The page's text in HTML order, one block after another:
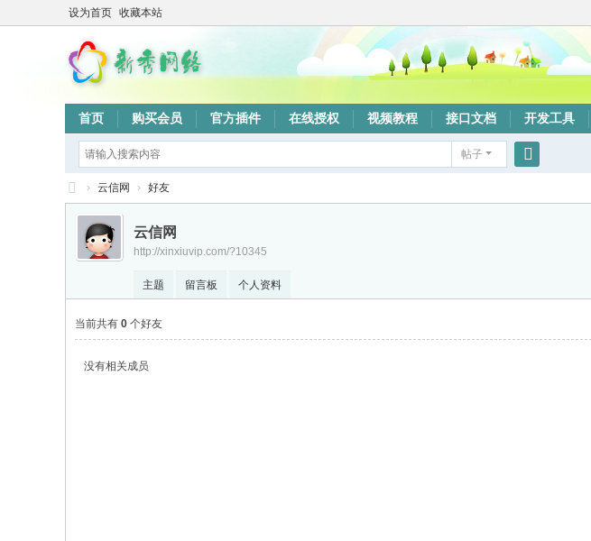
设为首页 收藏本站
首页 购买会员 官方插件 在线授权 视频教程 接口文档 开发工具
帖子
索
新
网
验
证
› 云信网 › 好友
云信网
http://xinxiuvip.com/?10345
主题 留言板 个人资料
当前共有 0 个好友
没有相关成员